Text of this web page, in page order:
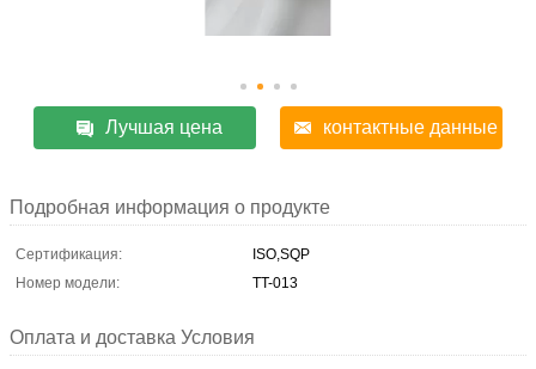
Лучшая цена контактные данные
Подробная информация о продукте
Сертификация:
ISO,SQP
Номер модели:
TT-013
Оплата и доставка Условия